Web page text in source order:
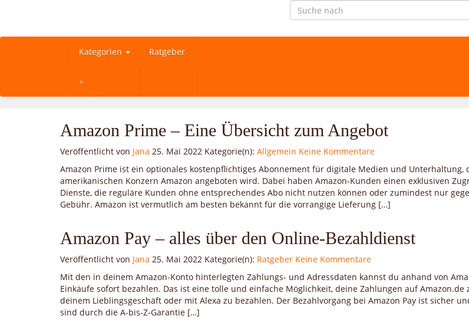
content
Kategorien
Ratgeber
Amazon Prime – Eine Übersicht zum Angebot
Veröffentlicht von Jana 25. Mai 2022 Kategorie(n): Allgemein Keine Kommentare
Amazon Prime ist ein optionales kostenpflichtiges Abonnement für digitale Medien und Unterhaltung,
amerikanischen Konzern Amazon angeboten wird. Dabei haben Amazon-Kunden einen exklusiven
Dienste, die reguläre Kunden ohne entsprechendes Abo nicht nutzen können oder zumindest nur
Gebühr. Amazon ist vermutlich am besten bekannt für die vorrangige Lieferung […]
Amazon Pay – alles über den Online-Bezahldienst
Veröffentlicht von Jana 25. Mai 2022 Kategorie(n): Ratgeber Keine Kommentare
Mit den in deinem Amazon-Konto hinterlegten Zahlungs- und Adressdaten kannst du anhand von
Einkäufe sofort bezahlen. Das ist eine tolle und einfache Möglichkeit, deine Zahlungen auf
deinem Lieblingsgeschäft oder mit Alexa zu bezahlen. Der Bezahlvorgang bei Amazon Pay ist sicher
sind durch die A-bis-Z-Garantie […]